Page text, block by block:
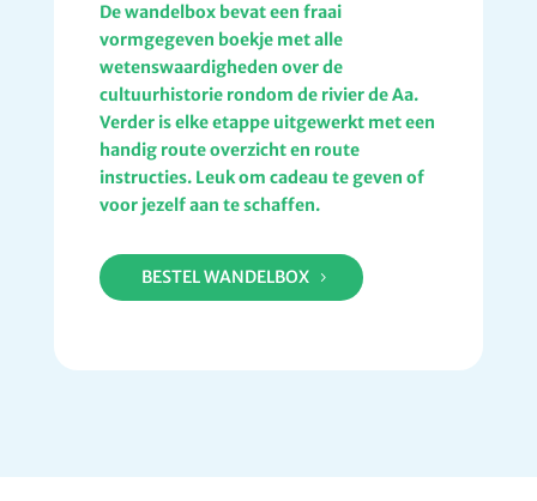
De wandelbox bevat een fraai
vormgegeven boekje met alle
wetenswaardigheden over de
cultuurhistorie rondom de rivier de Aa.
Verder is elke etappe uitgewerkt met een
handig route overzicht en route
instructies. Leuk om cadeau te geven of
voor jezelf aan te schaffen.
BESTEL WANDELBOX